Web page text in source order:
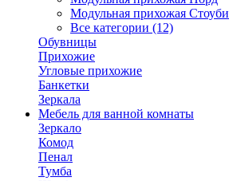
Модульная прихожая Стоуби
Все категории (12)
Обувницы
Прихожие
Угловые прихожие
Банкетки
Зеркала
Мебель для ванной комнаты
Зеркало
Комод
Пенал
Тумба